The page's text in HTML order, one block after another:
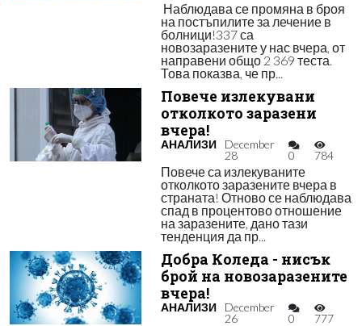
Наблюдава се промяна в броя
на постъпилите за лечение в
болници!337 са
новозаразените у нас вчера, от
направени общо 2 369 теста.
Това показва, че пр...
Повече излекувани
отколкото заразени
вчера!
АНАЛИЗИ
December
28
0 784
Повече са излекуваните
отколкото заразените вчера в
страната! Отново се наблюдава
спад в процентово отношение
на заразените, дано тази
тенденция да пр...
Добра Коледа - нисък
брой на новозаразените
вчера!
АНАЛИЗИ
December
26
0 777